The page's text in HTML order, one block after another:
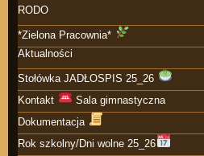
RODO
*Zielona Pracownia*
Aktualności
Stołówka JADŁOSPIS 25_26
Kontakt
Sala gimnastyczna
Dokumentacja
Rok szkolny/Dni wolne 25_26